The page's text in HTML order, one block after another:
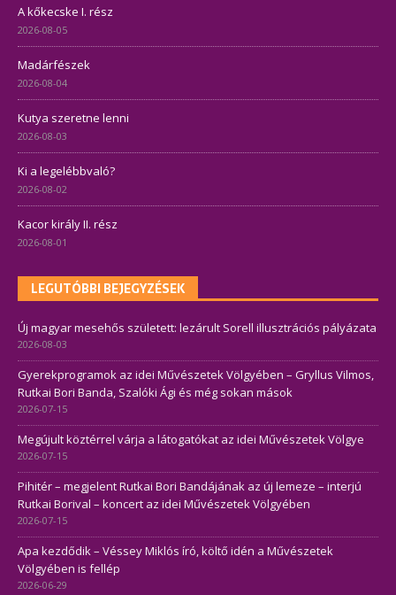
A kőkecske I. rész
2026-08-05
Madárfészek
2026-08-04
Kutya szeretne lenni
2026-08-03
Ki a legelébbvaló?
2026-08-02
Kacor király II. rész
2026-08-01
LEGUTÓBBI BEJEGYZÉSEK
Új magyar mesehős született: lezárult Sorell illusztrációs pályázata
2026-08-03
Gyerekprogramok az idei Művészetek Völgyében – Gryllus Vilmos,
Rutkai Bori Banda, Szalóki Ági és még sokan mások
2026-07-15
Megújult köztérrel várja a látogatókat az idei Művészetek Völgye
2026-07-15
Pihitér – megjelent Rutkai Bori Bandájának az új lemeze – interjú
Rutkai Borival – koncert az idei Művészetek Völgyében
2026-07-15
Apa kezdődik – Véssey Miklós író, költő idén a Művészetek
Völgyében is fellép
2026-06-29